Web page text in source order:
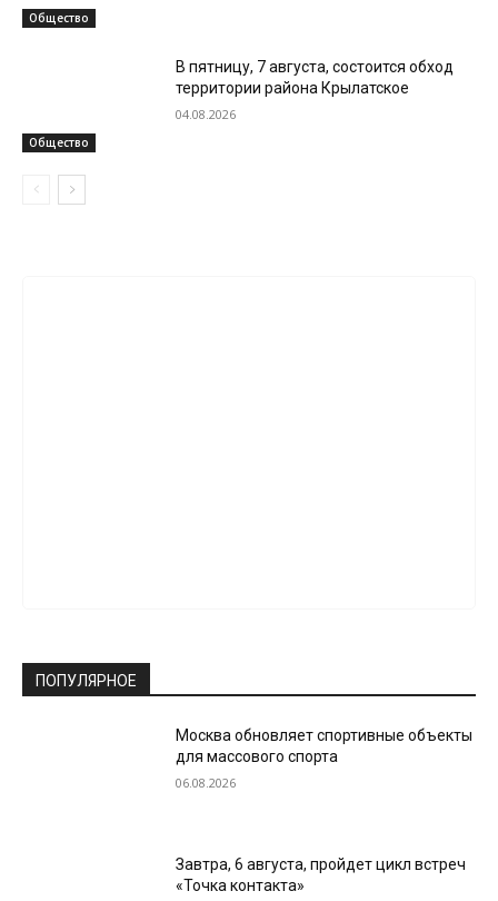
Общество
Общество
В пятницу, 7 августа, состоится обход
территории района Крылатское
04.08.2026
ПОПУЛЯРНОЕ
Москва обновляет спортивные объекты
для массового спорта
06.08.2026
Завтра, 6 августа, пройдет цикл встреч
«Точка контакта»